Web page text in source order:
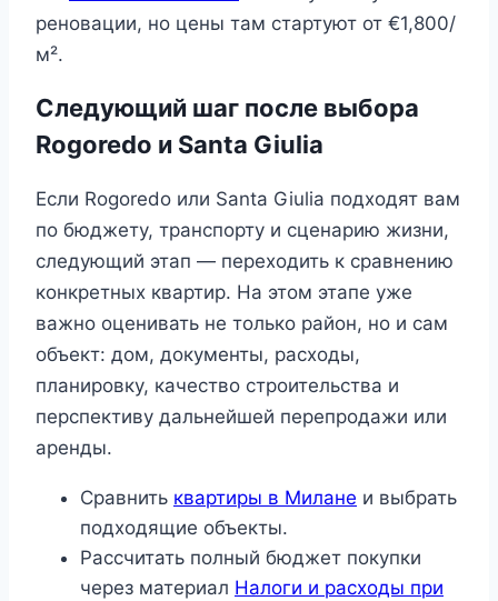
реновации, но цены там стартуют от €1,800/
м².
Следующий шаг после выбора
Rogoredo и Santa Giulia
Если Rogoredo или Santa Giulia подходят вам
по бюджету, транспорту и сценарию жизни,
следующий этап — переходить к сравнению
конкретных квартир. На этом этапе уже
важно оценивать не только район, но и сам
объект: дом, документы, расходы,
планировку, качество строительства и
перспективу дальнейшей перепродажи или
аренды.
Сравнить квартиры в Милане и выбрать
подходящие объекты.
Рассчитать полный бюджет покупки
через материал Налоги и расходы при